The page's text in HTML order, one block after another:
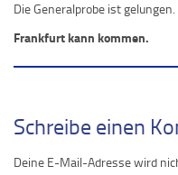
Die Generalprobe ist gelungen.
Frankfurt kann kommen.
Schreibe einen
Deine E-Mail-Adresse wird